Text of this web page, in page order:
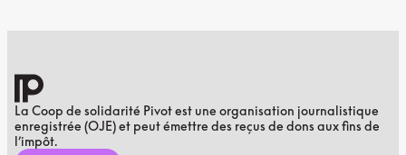
La Coop de solidarité Pivot est une organisation journalistique
enregistrée (OJE) et peut émettre des reçus de dons aux fins de
l’impôt.